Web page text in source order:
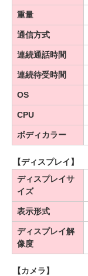
重量
通信方式
連続通話時間
連続待受時間
OS
CPU
ボディカラー
【ディスプレイ】
ディスプレイサ
イズ
表示形式
ディスプレイ解
像度
【カメラ】